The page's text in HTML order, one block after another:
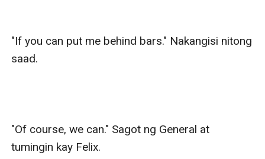
"If you can put me behind bars." Nakangisi nitong
saad.
"Of course, we can." Sagot ng General at
tumingin kay Felix.